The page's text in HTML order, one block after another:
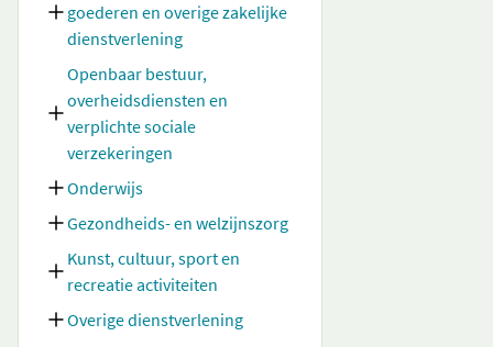
goederen en overige zakelijke
dienstverlening
Openbaar bestuur,
overheidsdiensten en
verplichte sociale
verzekeringen
Onderwijs
Gezondheids- en welzijnszorg
Kunst, cultuur, sport en
recreatie activiteiten
Overige dienstverlening